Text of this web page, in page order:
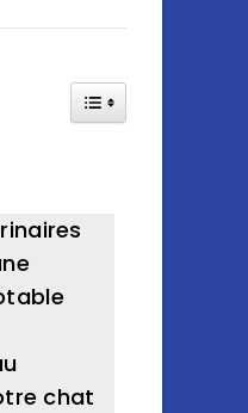
Toggle Table of
chat